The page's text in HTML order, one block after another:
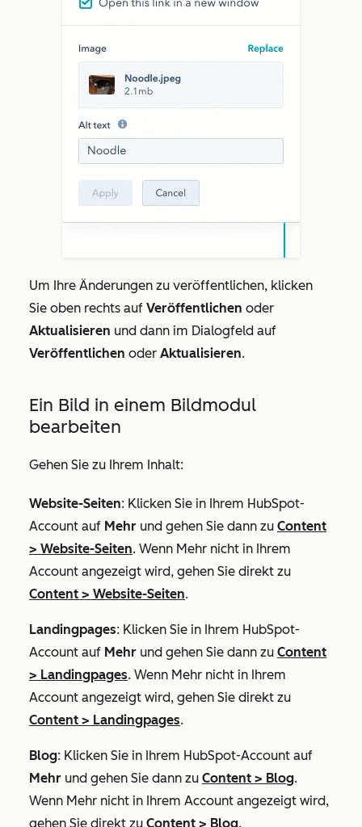
Um Ihre Änderungen zu veröffentlichen, klicken
Sie oben rechts auf Veröffentlichen oder
Aktualisieren und dann im Dialogfeld auf
Veröffentlichen oder Aktualisieren.
Ein Bild in einem Bildmodul
bearbeiten
Gehen Sie zu Ihrem Inhalt:
Website-Seiten: Klicken Sie in Ihrem HubSpot-
Account auf Mehr und gehen Sie dann zu Content
> Website-Seiten. Wenn Mehr nicht in Ihrem
Account angezeigt wird, gehen Sie direkt zu
Content > Website-Seiten.
Landingpages: Klicken Sie in Ihrem HubSpot-
Account auf Mehr und gehen Sie dann zu Content
> Landingpages. Wenn Mehr nicht in Ihrem
Account angezeigt wird, gehen Sie direkt zu
Content > Landingpages.
Blog: Klicken Sie in Ihrem HubSpot-Account auf
Mehr und gehen Sie dann zu Content > Blog.
Wenn Mehr nicht in Ihrem Account angezeigt wird,
gehen Sie direkt zu Content > Blog.